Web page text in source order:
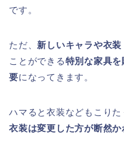
です。
ただ、 新しいキャラや衣装
ことができる特別な家具を
要になってきます。
ハマると衣装などもこりた
衣装は変更した方が断然か